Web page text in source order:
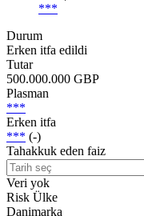
***
Durum
Erken itfa edildi
Tutar
500.000.000 GBP
Plasman
***
Erken itfa
*** (-)
Tahakkuk eden faiz
Veri yok
Risk Ülke
Danimarka